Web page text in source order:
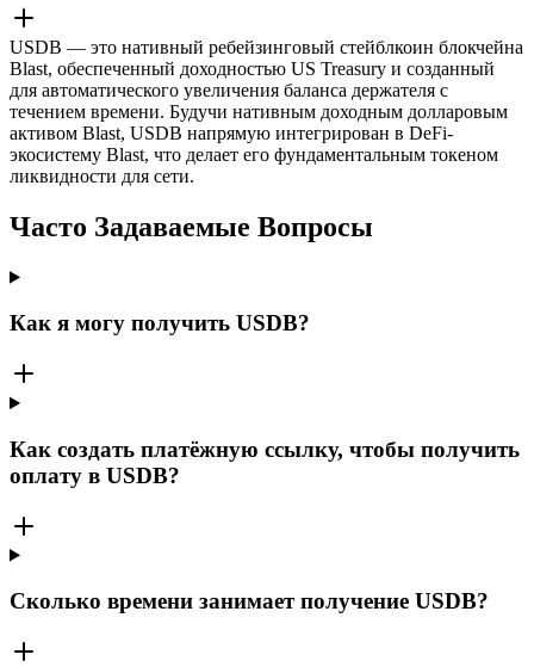
USDB — это нативный ребейзинговый стейблкоин блокчейна
Blast, обеспеченный доходностью US Treasury и созданный
для автоматического увеличения баланса держателя с
течением времени. Будучи нативным доходным долларовым
активом Blast, USDB напрямую интегрирован в DeFi-
экосистему Blast, что делает его фундаментальным токеном
ликвидности для сети.
Часто Задаваемые Вопросы
Как я могу получить USDB?
Как создать платёжную ссылку, чтобы получить
оплату в USDB?
Сколько времени занимает получение USDB?